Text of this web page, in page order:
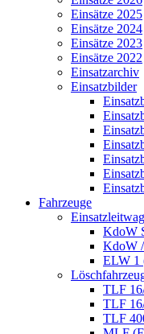
Einsätze 2025
Einsätze 2024
Einsätze 2023
Einsätze 2022
Einsatzarchiv
Einsatzbilder
Fahrzeuge
KdoW
KdoW
ELW 1
TLF
TLF
TLF